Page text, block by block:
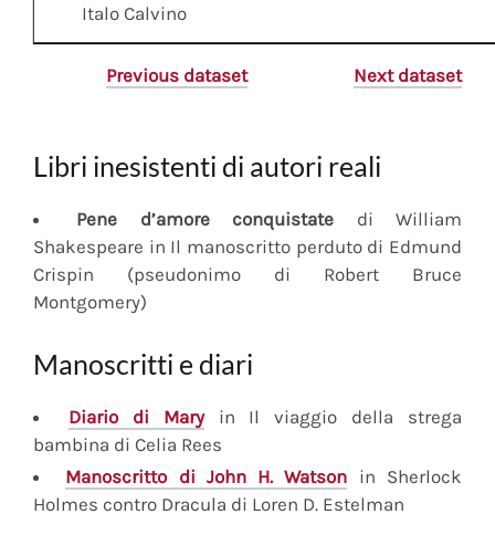
Italo Calvino
Previous dataset Next dataset
Libri inesistenti di autori reali
Pene d’amore conquistate di William
Shakespeare in Il manoscritto perduto di Edmund
Crispin (pseudonimo di Robert Bruce
Montgomery)
Manoscritti e diari
Diariodi Maryin Il viaggio della strega
bambina di Celia Rees
Manoscritto di John H. Watson in Sherlock
Holmes contro Dracula di Loren D. Estelman